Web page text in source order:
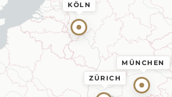
KÖLN
MÜNCHEN
ZÜRICH